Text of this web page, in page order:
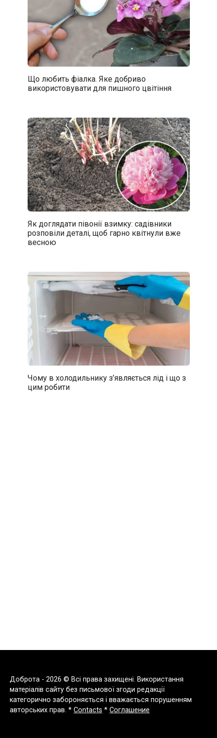
Що любить фіалка. Яке добриво
використовувати для пишного цвітіння
Як доглядати півонії взимку: садівники
розповіли деталі, щоб гарно квітнули вже
весною
Чому в холодильнику з’являється лід і що з
цим робити
Доброта - 2026 © Всі права захищені. Використання
матеріалів сайту без письмової згоди редакції
категорично забороняється і вважається порушенням
авторських прав. * Contacts * Соглашение